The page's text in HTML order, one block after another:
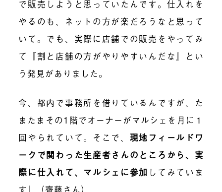
で販売しようと思っていたんです。仕入れを
やるのも、ネットの方が楽だろうなと思って
いて。でも、実際に店舗での販売をやってみ
て『割と店舗の方がやりやすいんだな』とい
う発見がありました。
今、都内で事務所を借りているんですが、た
またまその1階でオーナーがマルシェを月に１
回やられていて。そこで、 現地フィールドワ
ークで関わった生産者さんのところから、実
際に仕入れて、マルシェに参加 してみていま
す」（齋藤さん）